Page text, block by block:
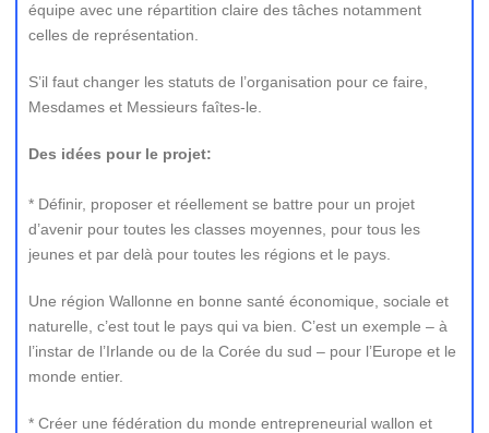
équipe avec une répartition claire des tâches notamment
celles de représentation.
S’il faut changer les statuts de l’organisation pour ce faire,
Mesdames et Messieurs faîtes-le.
Des idées pour le projet:
* Définir, proposer et réellement se battre pour un projet
d’avenir pour toutes les classes moyennes, pour tous les
jeunes et par delà pour toutes les régions et le pays.
Une région Wallonne en bonne santé économique, sociale et
naturelle, c’est tout le pays qui va bien. C’est un exemple – à
l’instar de l’Irlande ou de la Corée du sud – pour l’Europe et le
monde entier.
* Créer une fédération du monde entrepreneurial wallon et